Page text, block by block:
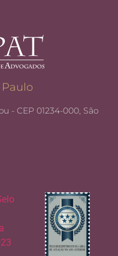
- CEP 01234-000, São